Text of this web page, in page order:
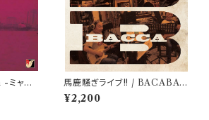
ャン
けた仏
ュエ
馬鹿騒ぎライブ!! / BACABAC
CA
¥2,200